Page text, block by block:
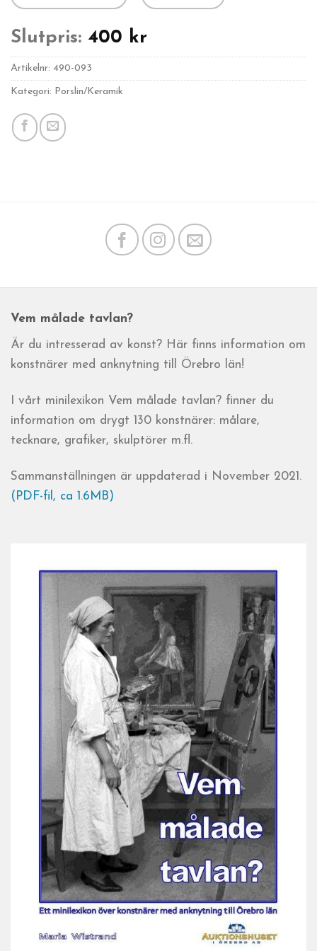
Slutpris: 400 kr
Artikelnr: 490-093
Kategori: Porslin/Keramik
Vem målade tavlan?
Är du intresserad av konst? Här finns information om
konstnärer med anknytning till Örebro län!
I vårt minilexikon Vem målade tavlan? finner du
information om drygt 130 konstnärer: målare,
tecknare, grafiker, skulptörer m.fl.
Sammanställningen är uppdaterad i November 2021.
(PDF-fil, ca 1.6MB)